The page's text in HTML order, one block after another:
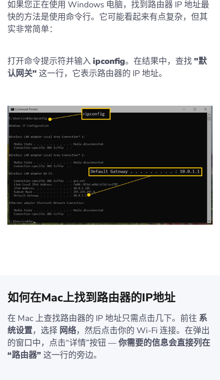
如果您正在使用 Windows 电脑，找到路由器 IP 地址最
快的方法是使用命令行。它可能看起来有点复杂，但其
实非常简单：
打开命令提示符并输入ipconfig。在结果中，查找"默
认网关"这一行，它表示路由器的 IP 地址。
如何在Mac上找到路由器的IP地址
在 Mac 上查找路由器的 IP 地址只需点击几下。前往 系
统设置，选择 网络，然后点击你的 Wi‑Fi 连接。在弹出
的窗口中，点击“详情”按钮 —你需要的信息会直接列在
“路由器” 这一行的旁边。